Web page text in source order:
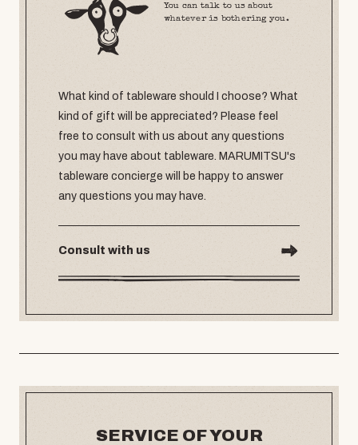
You can talk to us about
whatever is bothering you.
What kind of tableware should I choose? What
kind of gift will be appreciated? Please feel
free to consult with us about any questions
you may have about tableware. MARUMITSU's
tableware concierge will be happy to answer
any questions you may have.
Consult with us
SERVICE OF YOUR